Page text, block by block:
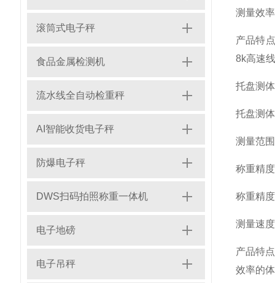
滚筒式电子秤
食品金属检测机
流水线全自动检重秤
AI智能收货电子秤
防爆电子秤
DWS扫码拍照称重一体机
电子地磅
电子吊秤
测量效
产品特
8k高速
托盘测
托盘测
测量范
称重精
称重精
测量速
产品特
效率的